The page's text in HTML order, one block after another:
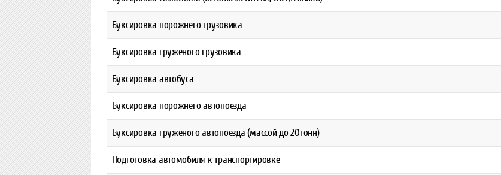
Буксировка порожнего грузовика
Буксировка груженого грузовика
Буксировка автобуса
Буксировка порожнего автопоезда
Буксировка груженого автопоезда (массой до 20тонн)
Подготовка автомобиля к транспортировке